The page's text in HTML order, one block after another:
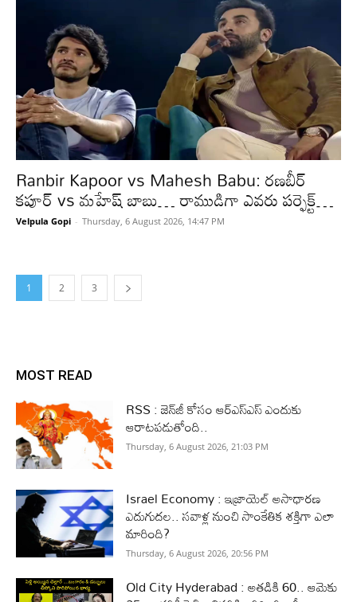
Ranbir Kapoor vs Mahesh Babu: రణబీర్
కపూర్ vs మహేష్ బాబు… రాముడిగా ఎవరు పర్ఫెక్ట్…
Velpula Gopi - Thursday, 6 August 2026, 14:47 PM
1 2 3
MOST READ
RSS : జెన్‌జీ కోసం ఆర్‌ఎస్‌ఎస్‌ ఎందుకు
ఆరాటపడుతోంది..
Thursday, 6 August 2026, 21:03 PM
Israel Economy : ఇజ్రాయెల్‌ అసాధారణ
ఎదుగుదల.. సవాళ్ల నుంచి సాంకేతిక శక్తిగా ఎలా
మారింది?
Thursday, 6 August 2026, 20:56 PM
Old City Hyderabad : అతడికి 60.. ఆమెకు